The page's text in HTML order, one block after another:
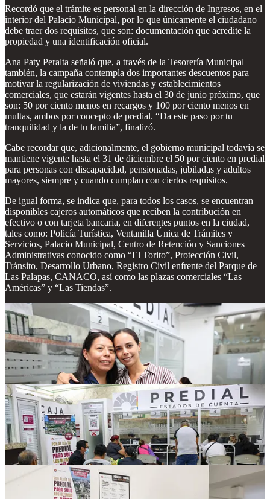
Recordó que el trámite es personal en la dirección de Ingresos, en el
interior del Palacio Municipal, por lo que únicamente el ciudadano
debe traer dos requisitos, que son: documentación que acredite la
propiedad y una identificación oficial.
Ana Paty Peralta señaló que, a través de la Tesorería Municipal
también, la campaña contempla dos importantes descuentos para
motivar la regularización de viviendas y establecimientos
comerciales, que estarán vigentes hasta el 30 de junio próximo, que
son: 50 por ciento menos en recargos y 100 por ciento menos en
multas, ambos por concepto de predial. “Da este paso por tu
tranquilidad y la de tu familia”, finalizó.
Cabe recordar que, adicionalmente, el gobierno municipal todavía se
mantiene vigente hasta el 31 de diciembre el 50 por ciento en predial
para personas con discapacidad, pensionadas, jubiladas y adultos
mayores, siempre y cuando cumplan con ciertos requisitos.
De igual forma, se indica que, para todos los casos, se encuentran
disponibles cajeros automáticos que reciben la contribución en
efectivo o con tarjeta bancaria, en diferentes puntos en la ciudad,
tales como: Policía Turística, Ventanilla Única de Trámites y
Servicios, Palacio Municipal, Centro de Retención y Sanciones
Administrativas conocido como “El Torito”, Protección Civil,
Tránsito, Desarrollo Urbano, Registro Civil enfrente del Parque de
Las Palapas, CANACO, así como las plazas comerciales “Las
Américas” y “Las Tiendas”.